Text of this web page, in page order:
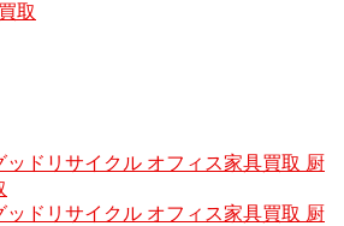
取
ッドリサイクル オフィス家具買取 厨
ッドリサイクル オフィス家具買取 厨